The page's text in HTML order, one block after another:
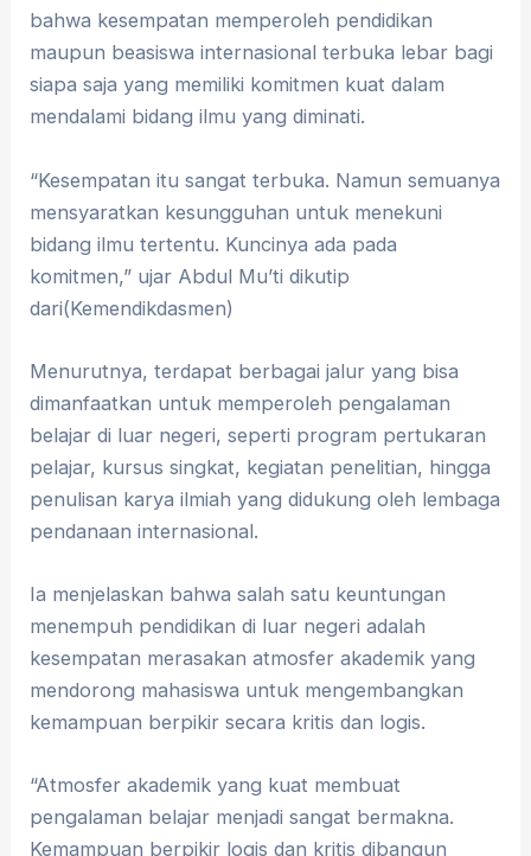
bahwa kesempatan memperoleh pendidikan
maupun beasiswa internasional terbuka lebar bagi
siapa saja yang memiliki komitmen kuat dalam
mendalami bidang ilmu yang diminati.
“Kesempatan itu sangat terbuka. Namun semuanya
mensyaratkan kesungguhan untuk menekuni
bidang ilmu tertentu. Kuncinya ada pada
komitmen,” ujar Abdul Mu’ti dikutip
dari(Kemendikdasmen)
Menurutnya, terdapat berbagai jalur yang bisa
dimanfaatkan untuk memperoleh pengalaman
belajar di luar negeri, seperti program pertukaran
pelajar, kursus singkat, kegiatan penelitian, hingga
penulisan karya ilmiah yang didukung oleh lembaga
pendanaan internasional.
Ia menjelaskan bahwa salah satu keuntungan
menempuh pendidikan di luar negeri adalah
kesempatan merasakan atmosfer akademik yang
mendorong mahasiswa untuk mengembangkan
kemampuan berpikir secara kritis dan logis.
“Atmosfer akademik yang kuat membuat
pengalaman belajar menjadi sangat bermakna.
Kemampuan berpikir logis dan kritis dibangun